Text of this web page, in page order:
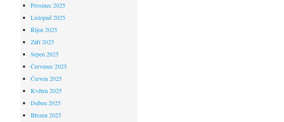
Prosinec 2025
Listopad 2025
Říjen 2025
Září 2025
Srpen 2025
Červenec 2025
Červen 2025
Květen 2025
Duben 2025
Březen 2025